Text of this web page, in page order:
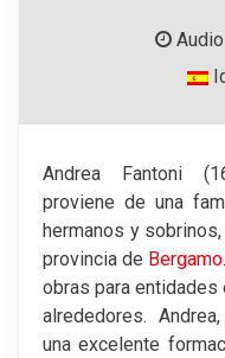
Andrea Fantoni
proviene de una
hermanos y
provincia de Bergamo
obras para
alrededores.
una excelente